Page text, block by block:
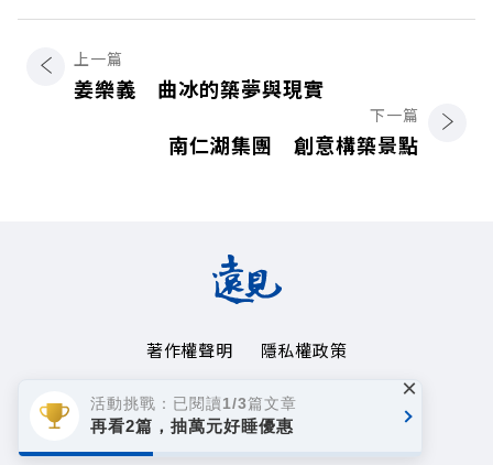
上一篇
姜樂義 曲冰的築夢與現實
下一篇
南仁湖集團 創意構築景點
著作權聲明
隱私權政策
Copyright© 1999~2026
遠見天下文化事業群. All rights reserved.
活動挑戰：已閱讀1/3篇文章
再看2篇，抽萬元好睡優惠
×